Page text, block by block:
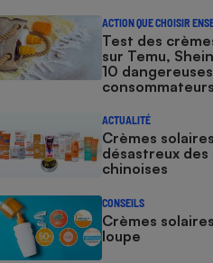
ACTION QUE CHOISIR
Test des
sur Temu,
10
consommateurs
ACTUALITÉ
Crèmes
désastreux
chinoises
CONSEILS
Crèmes
loupe